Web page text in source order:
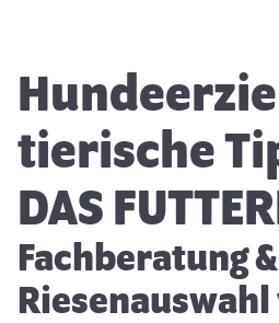
tierische
DAS
Fachberatung &